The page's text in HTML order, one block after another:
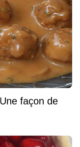
façon de